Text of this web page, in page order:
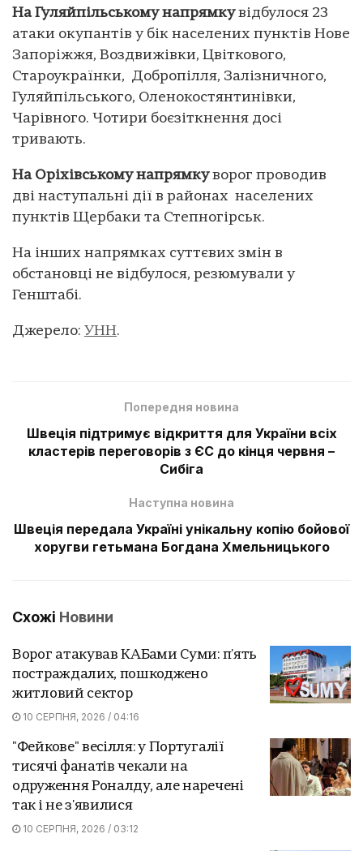
На Гуляйпільському напрямкувідбулося 23
атаки окупантів у бік населених пунктів Нове
Запоріжжя, Воздвижівки, Цвіткового,
Староукраїнки, Добропілля, Залізничного,
Гуляйпільського, Оленокостянтинівки,
Чарівного. Чотири боєзіткнення досі
тривають.
На Оріхівському напрямкуворог проводив
дві наступальні дії в районах населених
пунктів Щербаки та Степногірськ.
На інших напрямках суттєвих змін в
обстановці не відбулося, резюмували у
Генштабі.
Джерело: УНН.
Попередня новина
Швеція підтримує відкриття для України всіх
кластерів переговорів з ЄС до кінця червня –
Сибіга
Наступна новина
Швеція передала Україні унікальну копію бойової
хоругви гетьмана Богдана Хмельницького
Схожі Новини
Ворог атакував КАБами Суми: п'ять
постраждалих, пошкоджено
житловий сектор
10 СЕРПНЯ, 2026 / 04:16
"Фейкове" весілля: у Португалії
тисячі фанатів чекали на
одруження Роналду, але наречені
так і не з'явилися
10 СЕРПНЯ, 2026 / 03:12